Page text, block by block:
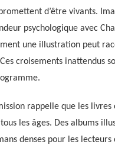
d’être vivants.
psychologique avec
une illustration peut
croisements inattendus
rappelle que les
les âges. Des albums
denses pour les lecteurs